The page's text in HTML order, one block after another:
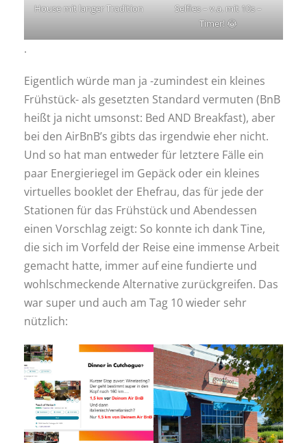
House mit langer Tradition
Selfies – v.a. mit 10s –
Timer! 😂
.
Eigentlich würde man ja -zumindest ein kleines
Frühstück- als gesetzten Standard vermuten (BnB
heißt ja nicht umsonst: Bed AND Breakfast), aber
bei den AirBnB’s gibts das irgendwie eher nicht.
Und so hat man entweder für letztere Fälle ein
paar Energieriegel im Gepäck oder ein kleines
virtuelles booklet der Ehefrau, das für jede der
Stationen für das Frühstück und Abendessen
einen Vorschlag zeigt: So konnte ich dank Tine,
die sich im Vorfeld der Reise eine immense Arbeit
gemacht hatte, immer auf eine fundierte und
wohlschmeckende Alternative zurückgreifen. Das
war super und auch am Tag 10 wieder sehr
nützlich: